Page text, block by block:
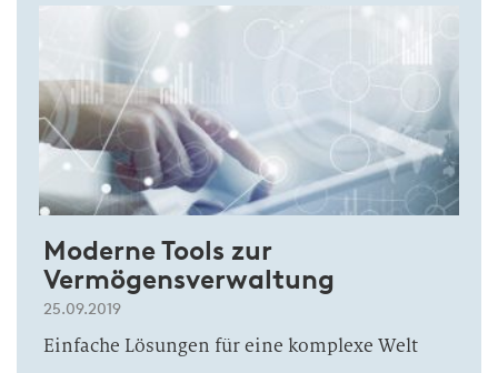
Moderne Tools zur
Vermögensverwaltung
25.09.2019
Einfache Lösungen für eine komplexe Welt